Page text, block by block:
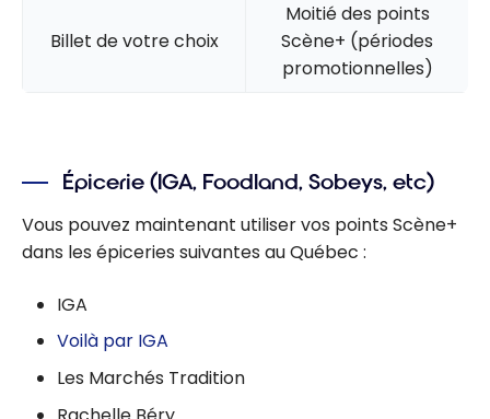
Billet de votre choix
Moitié des points
Scène+ (périodes
promotionnelles)
Épicerie (IGA, Foodland, Sobeys, etc)
Vous pouvez maintenant utiliser vos points Scène+
dans les épiceries suivantes au Québec :
IGA
Voilà par IGA
Les Marchés Tradition